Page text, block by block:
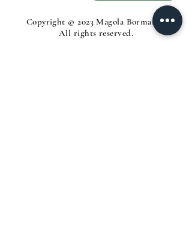
Copyright © 2023 Magola Borman®.
All rights reserved.